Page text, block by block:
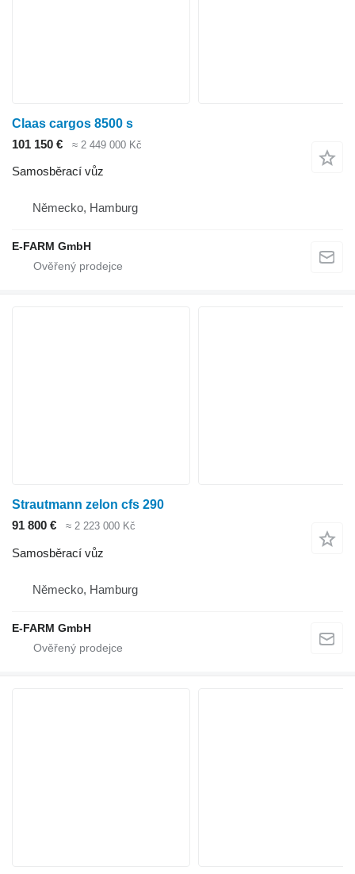
Claas cargos 8500 s
101 150 €
≈ 2 449 000 Kč
Samosběrací vůz
Německo, Hamburg
E-FARM GmbH
Strautmann zelon cfs 290
91 800 €
≈ 2 223 000 Kč
Samosběrací vůz
Německo, Hamburg
E-FARM GmbH